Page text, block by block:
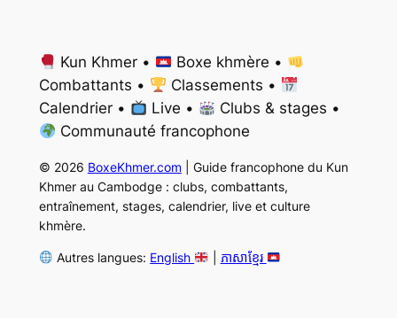
Kun Khmer •
Boxe khmère •
Combattants •
Classements •
Calendrier •
Live •
Clubs & stages •
Communauté francophone
© 2026 BoxeKhmer.com| Guide francophone du Kun
Khmer au Cambodge : clubs, combattants,
entraînement, stages, calendrier, live et culture
khmère.
Autres langues: English ភាសាខ្មែរ